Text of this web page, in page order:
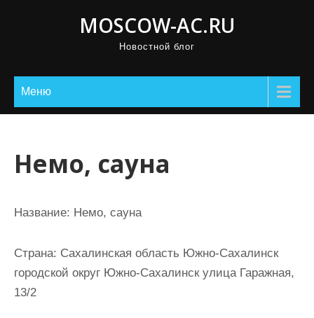
MOSCOW-AC.RU
Новостной блог
Меню
Немо, сауна
Название: Немо, сауна
Страна: Сахалинская область Южно-Сахалинск
городской округ Южно-Сахалинск улица Гаражная,
13/2